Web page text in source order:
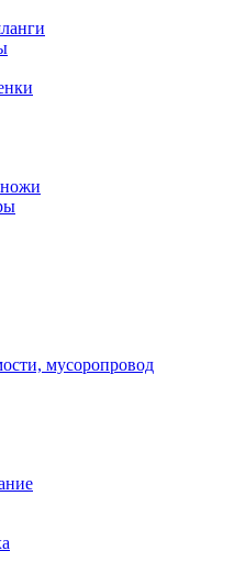
мусоропровод